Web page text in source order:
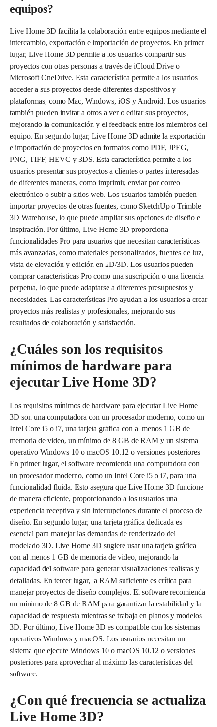
equipos?
Live Home 3D facilita la colaboración entre equipos mediante el
intercambio, exportación e importación de proyectos. En primer
lugar, Live Home 3D permite a los usuarios compartir sus
proyectos con otras personas a través de iCloud Drive o
Microsoft OneDrive. Esta característica permite a los usuarios
acceder a sus proyectos desde diferentes dispositivos y
plataformas, como Mac, Windows, iOS y Android. Los usuarios
también pueden invitar a otros a ver o editar sus proyectos,
mejorando la comunicación y el feedback entre los miembros del
equipo. En segundo lugar, Live Home 3D admite la exportación
e importación de proyectos en formatos como PDF, JPEG,
PNG, TIFF, HEVC y 3DS. Esta característica permite a los
usuarios presentar sus proyectos a clientes o partes interesadas
de diferentes maneras, como imprimir, enviar por correo
electrónico o subir a sitios web. Los usuarios también pueden
importar proyectos de otras fuentes, como SketchUp o Trimble
3D Warehouse, lo que puede ampliar sus opciones de diseño e
inspiración. Por último, Live Home 3D proporciona
funcionalidades Pro para usuarios que necesitan características
más avanzadas, como materiales personalizados, fuentes de luz,
vista de elevación y edición en 2D/3D. Los usuarios pueden
comprar características Pro como una suscripción o una licencia
perpetua, lo que puede adaptarse a diferentes presupuestos y
necesidades. Las características Pro ayudan a los usuarios a crear
proyectos más realistas y profesionales, mejorando sus
resultados de colaboración y satisfacción.
¿Cuáles son los requisitos
mínimos de hardware para
ejecutar Live Home 3D?
Los requisitos mínimos de hardware para ejecutar Live Home
3D son una computadora con un procesador moderno, como un
Intel Core i5 o i7, una tarjeta gráfica con al menos 1 GB de
memoria de video, un mínimo de 8 GB de RAM y un sistema
operativo Windows 10 o macOS 10.12 o versiones posteriores.
En primer lugar, el software recomienda una computadora con
un procesador moderno, como un Intel Core i5 o i7, para una
funcionalidad fluida. Esto asegura que Live Home 3D funcione
de manera eficiente, proporcionando a los usuarios una
experiencia receptiva y sin interrupciones durante el proceso de
diseño. En segundo lugar, una tarjeta gráfica dedicada es
esencial para manejar las demandas de renderizado del
modelado 3D. Live Home 3D sugiere usar una tarjeta gráfica
con al menos 1 GB de memoria de video, mejorando la
capacidad del software para generar visualizaciones realistas y
detalladas. En tercer lugar, la RAM suficiente es crítica para
manejar proyectos de diseño complejos. El software recomienda
un mínimo de 8 GB de RAM para garantizar la estabilidad y la
capacidad de respuesta mientras se trabaja en planos y modelos
3D. Por último, Live Home 3D es compatible con los sistemas
operativos Windows y macOS. Los usuarios necesitan un
sistema que ejecute Windows 10 o macOS 10.12 o versiones
posteriores para aprovechar al máximo las características del
software.
¿Con qué frecuencia se actualiza
Live Home 3D?